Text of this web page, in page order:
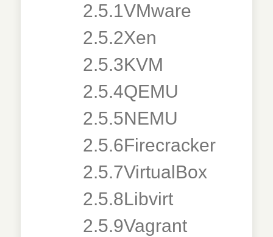
2.5.1VMware
2.5.2Xen
2.5.3KVM
2.5.4QEMU
2.5.5NEMU
2.5.6Firecracker
2.5.7VirtualBox
2.5.8Libvirt
2.5.9Vagrant